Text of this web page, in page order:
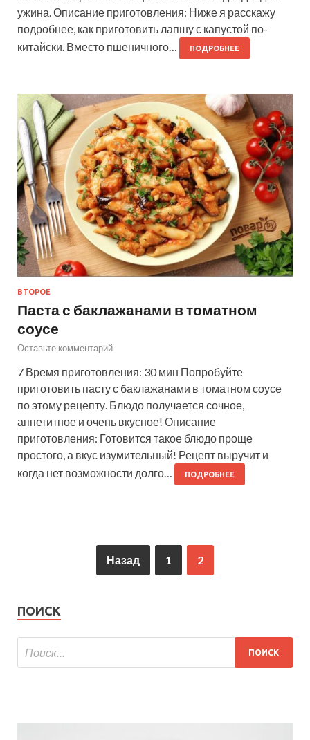
ужина. Описание приготовления: Ниже я расскажу
подробнее, как приготовить лапшу с капустой по-
китайски. Вместо пшеничного…
ПОДРОБНЕЕ
ВТОРОЕ
Паста с баклажанами в томатном
соусе
Оставьте комментарий
7 Время приготовления: 30 мин Попробуйте
приготовить пасту с баклажанами в томатном соусе
по этому рецепту. Блюдо получается сочное,
аппетитное и очень вкусное! Описание
приготовления: Готовится такое блюдо проще
простого, а вкус изумительный! Рецепт выручит и
когда нет возможности долго…
ПОДРОБНЕЕ
Назад 1 2
ПОИСК